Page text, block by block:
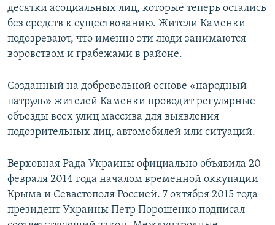
десятки асоциальных лиц, которые теперь остались
без средств к существованию. Жители Каменки
подозревают, что именно эти люди занимаются
воровством и грабежами в районе.
Созданный на добровольной основе «народный
патруль» жителей Каменки проводит регулярные
объезды всех улиц массива для выявления
подозрительных лиц, автомобилей или ситуаций.
Верховная Рада Украины официально объявила 20
февраля 2014 года началом временной оккупации
Крыма и Севастополя Россией. 7 октября 2015 года
президент Украины Петр Порошенко подписал